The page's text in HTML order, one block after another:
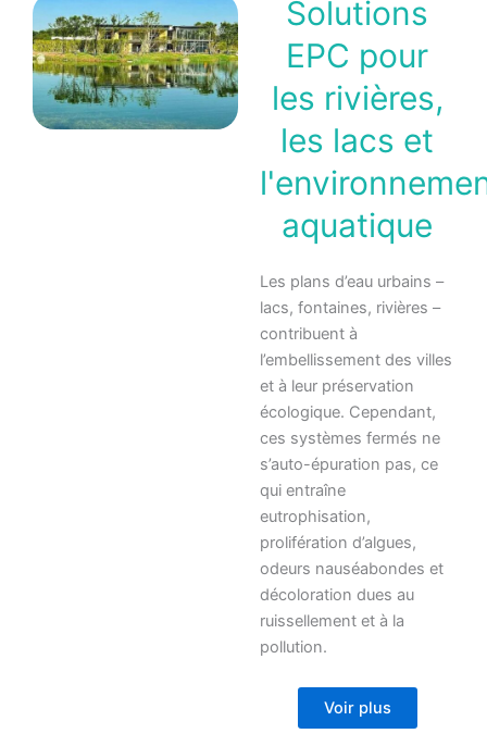
Solutions
EPC pour
les rivières,
les lacs et
aquatique
Les plans d’eau urbains –
lacs, fontaines, rivières –
contribuent à
l’embellissement des villes
et à leur préservation
écologique. Cependant,
ces systèmes fermés ne
s’auto-épuration pas, ce
qui entraîne
eutrophisation,
prolifération d’algues,
odeurs nauséabondes et
décoloration dues au
ruissellement et à la
pollution.
Voir plus